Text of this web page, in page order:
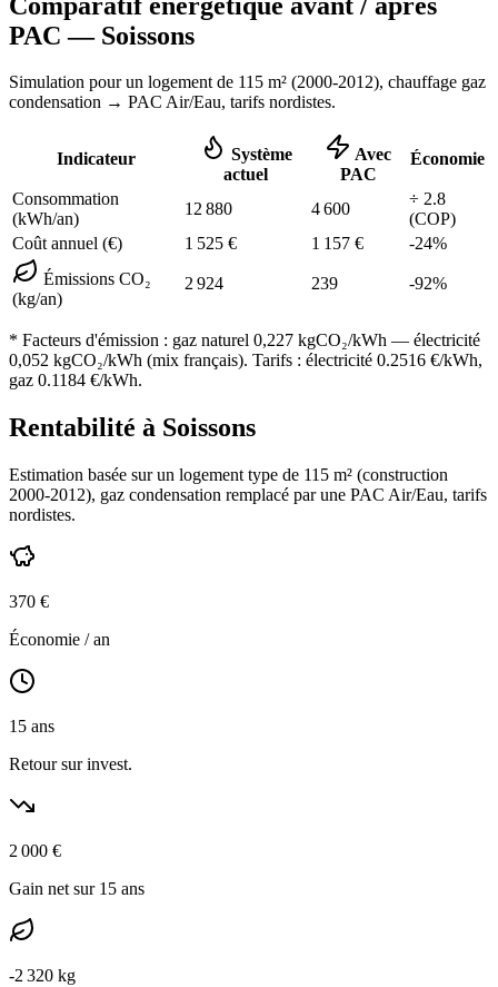
PAC — Soissons
Simulation pour un logement de 115 m² (2000-2012), chauffage gaz
condensation → PAC Air/Eau, tarifs nordistes.
Indicateur
Système
actuel
Avec
PAC
Économie
Consommation
(kWh/an)
12 880 4 600
÷ 2.8
(COP)
Coût annuel (€)
1 525 € 1 157 € -24%
Émissions CO₂
(kg/an)
2 924 239 -92%
* Facteurs d'émission : gaz naturel 0,227 kgCO₂/kWh — électricité
0,052 kgCO₂/kWh (mix français). Tarifs : électricité 0.2516 €/kWh,
gaz 0.1184 €/kWh.
Rentabilité à Soissons
Estimation basée sur un logement type de 115 m² (construction
2000-2012), gaz condensation remplacé par une PAC Air/Eau, tarifs
nordistes.
370 €
Économie / an
15 ans
Retour sur invest.
2 000 €
Gain net sur 15 ans
-2 320 kg